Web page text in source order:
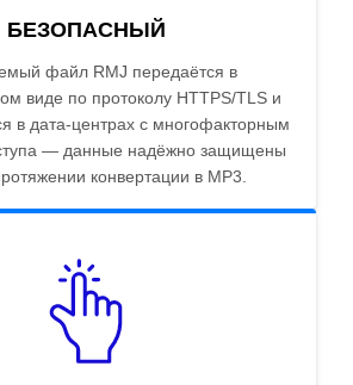
БЕЗОПАСНЫЙ
файл RMJ передаётся в
виде по протоколу HTTPS/TLS и
в дата-центрах с многофакторным
— данные надёжно защищены
конвертации в MP3.